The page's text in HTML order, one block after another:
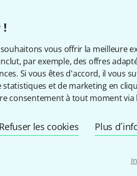
!
vous offrir la meilleure
par exemple, des offres
Si vous êtes d'accord, il vous
statistiques et de marketing en
consentement à tout moment via
Refuser les cookies Plus
ce que vous voyez ?